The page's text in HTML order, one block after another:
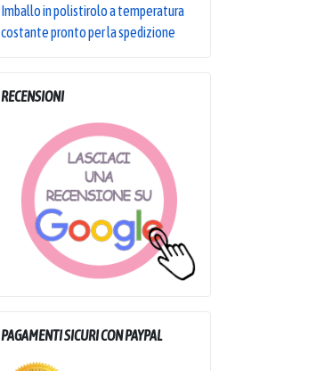
Imballo in polistirolo a temperatura
costante pronto per la spedizione
RECENSIONI
PAGAMENTI SICURI CON PAYPAL